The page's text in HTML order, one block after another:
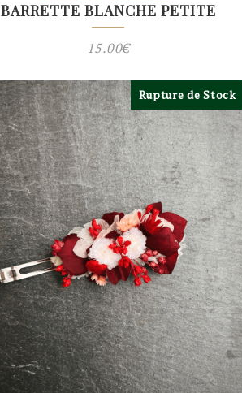
BARRETTE BLANCHE PETITE
15.00€
Rupture de Stock